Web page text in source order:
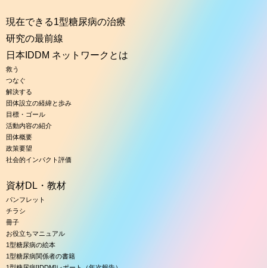
現在できる1型糖尿病の治療
研究の最前線
日本IDDM ネットワークとは
救う
つなぐ
解決する
団体設立の経緯と歩み
目標・ゴール
活動内容の紹介
団体概要
政策要望
社会的インパクト評価
資材DL・教材
パンフレット
チラシ
冊子
お役立ちマニュアル
1型糖尿病の絵本
1型糖尿病関係者の書籍